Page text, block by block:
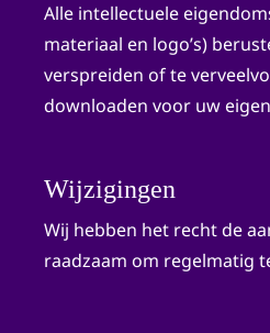
Alle intellectuele
materiaal en logo’s)
verspreiden of te
downloaden voor uw
Wijzigingen
Wij hebben het recht de
raadzaam om regelmatig